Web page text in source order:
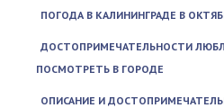
ПОГОДА В КАЛИНИНГРАДЕ В
ДОСТОПРИМЕЧАТЕЛЬНОСТИ
ПОСМОТРЕТЬ В ГОРОДЕ
ОПИСАНИЕ И